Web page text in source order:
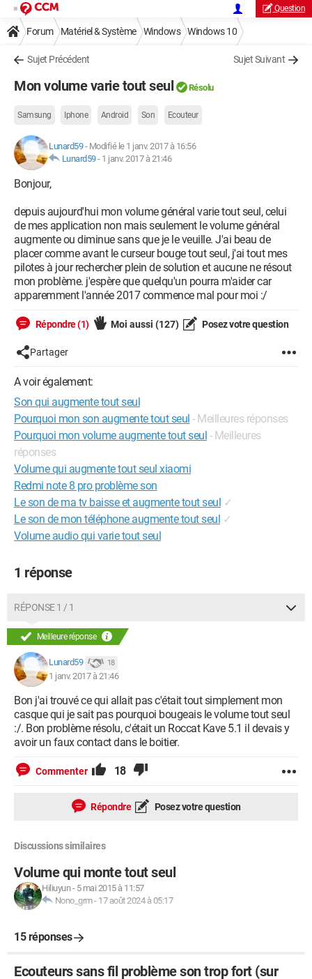
Question
Forum Matériel & Système Windows Windows 10
Sujet Précédent Sujet Suivant
Mon volume varie tout seul Résolu
Samsung Iphone Android Son Ecouteur
Lunard59- Modifié le 1 janv. 2017 à 16:56
Lunard59- 1 janv. 2017 à 21:46
Bonjour,
depuis aujourd'hui mon volume général varie tout seul, celui
de mes application non mais seulement le volume général
augmente ou diminue sans que je le veuille. J'ai beau de
placer comme avant le curseur bouge tout seul, j'ai tout mes
pilotes à jour rechercher plein de solution et aucune ne résout
mon problème. j'espère que quelqu'un pourra m'aider car
apparemment l'année 2017 commence mal pour moi :/
Répondre (1) Moi aussi (127) Posez votre question
Partager
A voir également:
Son qui augmente tout seul
Pourquoi mon son augmente tout seul - Meilleures réponses
Pourquoi mon volume augmente tout seul - Meilleures
réponses
Volume qui augmente tout seul xiaomi
Redmi note 8 pro problème son
Le son de ma tv baisse et augmente tout seul ✓
Le son de mon téléphone augmente tout seul ✓
Volume audio qui varie tout seul
1 réponse
RÉPONSE 1 / 1
Meilleure réponse
Lunard59 18
1 janv. 2017 à 21:46
Bon j'ai trouvé ce qui allait pas c'était tout simplement mon
casque qui je sait pas pourquoi bougeais le volume tout seul
:/. Bon problème résolu, c'était un Roccat Kave 5.1 il devais y
avoir un faux contact dans le boitier.
Commenter 18
Répondre Posez votre question
Discussions similaires
Volume qui monte tout seul
Hiliuyun- 5 mai 2015 à 11:57
Nono_grm- 17 août 2024 à 05:17
15 réponses
Ecouteurs sans fil problème son trop fort (sur